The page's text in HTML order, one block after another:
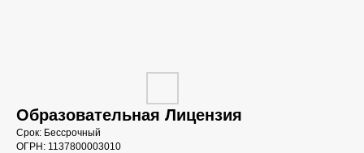
Образовательная Лицензия
Срок: Бессрочный
ОГРН: 1137800003010